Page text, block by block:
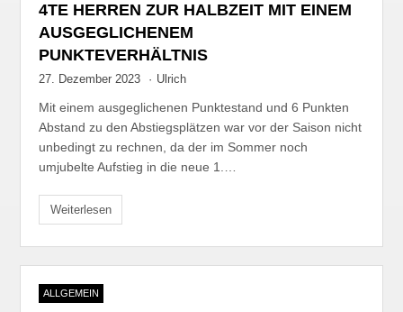
4TE HERREN ZUR HALBZEIT MIT EINEM
AUSGEGLICHENEM
PUNKTEVERHÄLTNIS
27. Dezember 2023 · Ulrich
Mit einem ausgeglichenen Punktestand und 6 Punkten
Abstand zu den Abstiegsplätzen war vor der Saison nicht
unbedingt zu rechnen, da der im Sommer noch
umjubelte Aufstieg in die neue 1.…
Weiterlesen
ALLGEMEIN